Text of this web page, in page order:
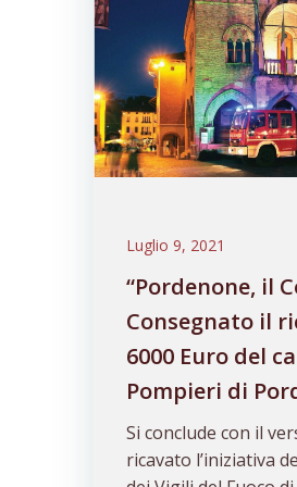
Luglio 9, 2021
“Pordenone, il
Consegnato il
6000 Euro del
Pompieri di
Si conclude con il
ricavato l’iniziativa